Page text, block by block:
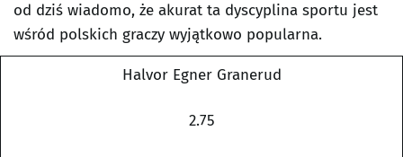
od dziś wiadomo, że akurat ta dyscyplina sportu jest
wśród polskich graczy wyjątkowo popularna.
Halvor Egner Granerud
2.75